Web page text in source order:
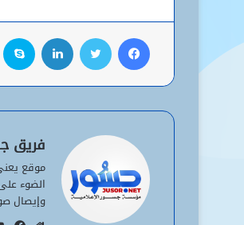
فيسبوك تويتر لينكدإن
فريق
موقع
الضوء
وإيصال